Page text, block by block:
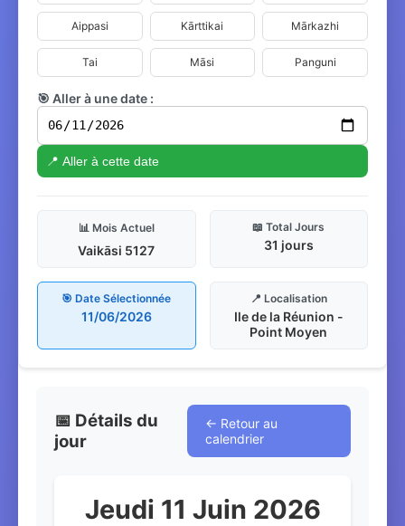
Aippasi Kārttikai Mārkazhi
Tai Māsi Panguni
🎯 Aller à une date :
📍 Aller à cette date
📊 Mois Actuel
Vaikāsi 5127
📖 Total Jours
31 jours
🎯 Date Sélectionnée
11/06/2026
📍 Localisation
Ile de la Réunion -
Point Moyen
📅 Détails du
jour
← Retour au
calendrier
Jeudi 11 Juin 2026